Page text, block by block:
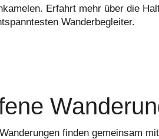
Erfahrt mehr über die
Wanderbegleiter.
finden gemeinsam